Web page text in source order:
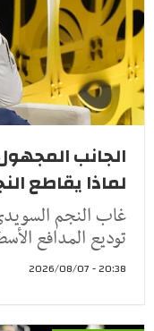
الجانب
لماذا يقاطع
غاب النجم
توديع المدافع
20:38 - 2026/08/07